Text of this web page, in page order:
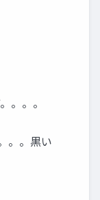
。。。
。。黒い